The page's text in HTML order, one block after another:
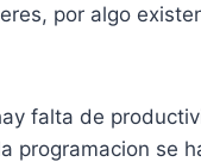
por algo
falta de
programacion se